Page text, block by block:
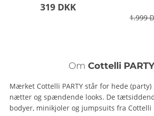
319 DKK
1.999
Om Cottelli PARTY
Mærket Cottelli PARTY står for hede (party)
nætter og spændende looks. De
bodyer, minikjoler og jumpsuits fra Cottelli